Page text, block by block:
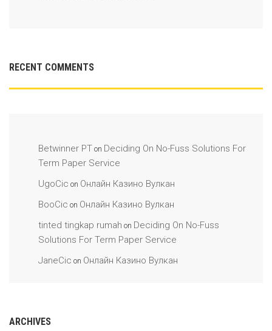
RECENT COMMENTS
Betwinner PT on Deciding On No-Fuss Solutions For
Term Paper Service
UgoCic on Онлайн Казино Вулкан
BooCic on Онлайн Казино Вулкан
tinted tingkap rumah on Deciding On No-Fuss
Solutions For Term Paper Service
JaneCic on Онлайн Казино Вулкан
ARCHIVES